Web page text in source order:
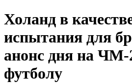
Холанд в
испытания для
анонс дня на ЧМ-
футболу